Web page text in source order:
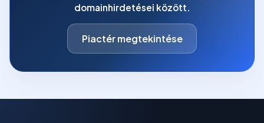
domainhirdetései között.
Piactér megtekintése